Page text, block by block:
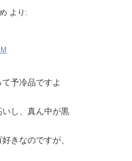
より:
予冷品ですよ
し、真ん中が黒
きなのですが、